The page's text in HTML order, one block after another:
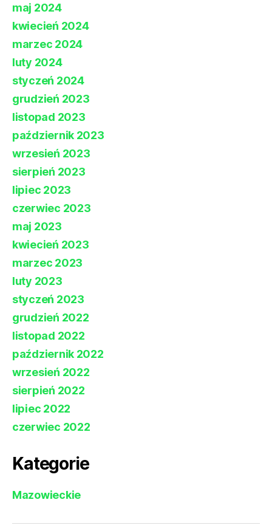
maj 2024
kwiecień 2024
marzec 2024
luty 2024
styczeń 2024
grudzień 2023
listopad 2023
październik 2023
wrzesień 2023
sierpień 2023
lipiec 2023
czerwiec 2023
maj 2023
kwiecień 2023
marzec 2023
luty 2023
styczeń 2023
grudzień 2022
listopad 2022
październik 2022
wrzesień 2022
sierpień 2022
lipiec 2022
czerwiec 2022
Kategorie
Mazowieckie